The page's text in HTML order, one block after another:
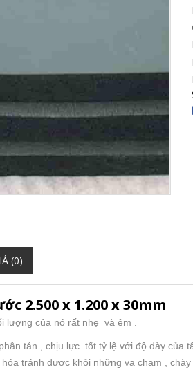
(0)
2.500 x 1.200 x 30mm
lượng của nó rất nhẹ và êm .
tán , chịu lực tốt tỷ lệ với độ dày
tránh được khỏi những va chạm ,